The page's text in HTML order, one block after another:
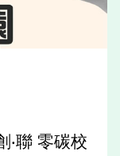
‧聯 零碳校